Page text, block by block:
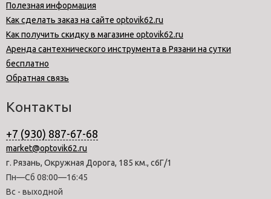
Полезная информация
Как сделать заказ на сайте optovik62.ru
Как получить скидку в магазине optovik62.ru
Аренда сантехнического инструмента в Рязани на сутки
бесплатно
Обратная связь
Контакты
+7 (930) 887-67-68
market@optovik62.ru
г. Рязань, Окружная Дорога, 185 км., с6Г/1
Пн—Сб 08:00—16:45
Вс - выходной